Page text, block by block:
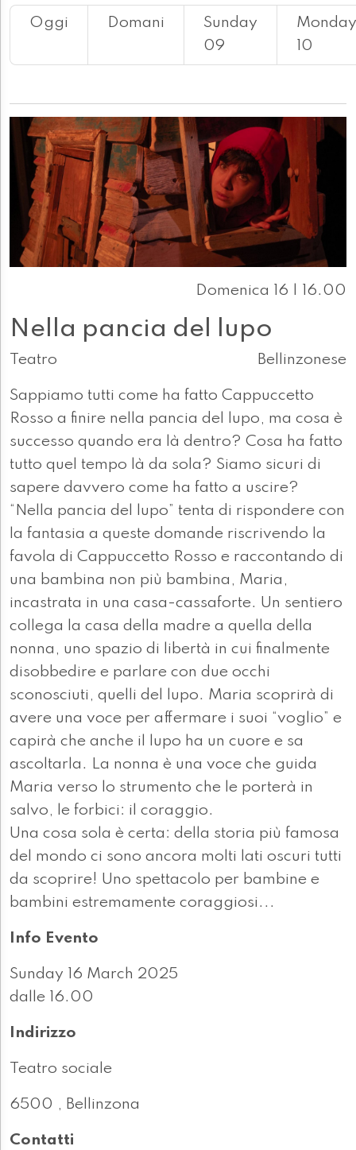
Oggi Domani
Sunday
09
Monday
10
Domenica 16 | 16.00
Nella pancia del lupo
Teatro Bellinzonese
Sappiamo tutti come ha fatto Cappuccetto
Rosso a finire nella pancia del lupo, ma cosa è
successo quando era là dentro? Cosa ha fatto
tutto quel tempo là da sola? Siamo sicuri di
sapere davvero come ha fatto a uscire?
“Nella pancia del lupo” tenta di rispondere con
la fantasia a queste domande riscrivendo la
favola di Cappuccetto Rosso e raccontando di
una bambina non più bambina, Maria,
incastrata in una casa-cassaforte. Un sentiero
collega la casa della madre a quella della
nonna, uno spazio di libertà in cui finalmente
disobbedire e parlare con due occhi
sconosciuti, quelli del lupo. Maria scoprirà di
avere una voce per affermare i suoi “voglio” e
capirà che anche il lupo ha un cuore e sa
ascoltarla. La nonna è una voce che guida
Maria verso lo strumento che le porterà in
salvo, le forbici: il coraggio.
Una cosa sola è certa: della storia più famosa
del mondo ci sono ancora molti lati oscuri tutti
da scoprire! Uno spettacolo per bambine e
bambini estremamente coraggiosi...
Info Evento
Sunday 16 March 2025
dalle 16.00
Indirizzo
Teatro sociale
6500 , Bellinzona
Contatti